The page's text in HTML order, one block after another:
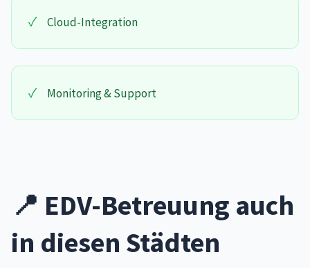
✓ Cloud-Integration
✓ Monitoring & Support
📍 EDV-Betreuung auch
in diesen Städten